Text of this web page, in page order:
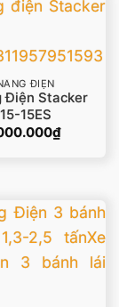
ĐIỆN
Điện Stacker
15ES
₫